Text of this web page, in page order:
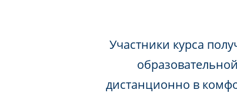
Участники курса
дистанционно в